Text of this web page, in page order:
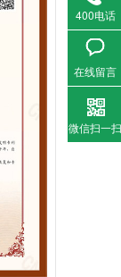
400电话
在线留言
微信扫一扫